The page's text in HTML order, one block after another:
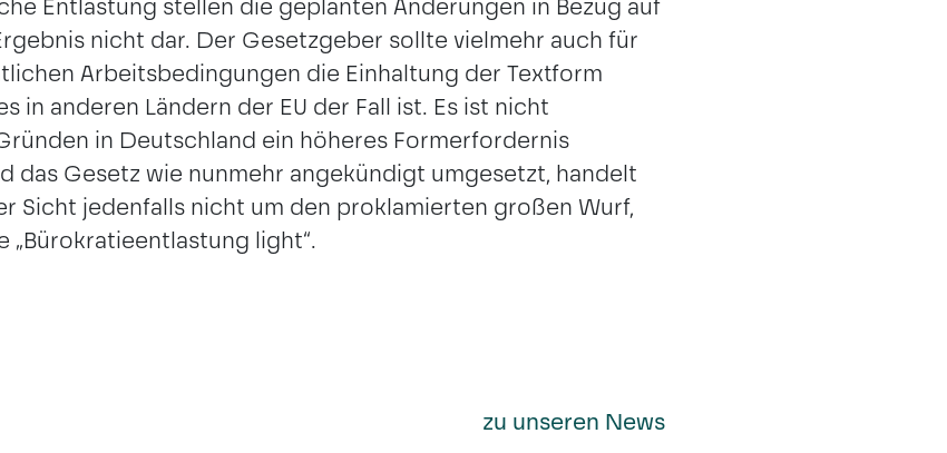
Entlastung stellen die geplanten Änderungen in Bezug auf
nicht dar. Der Gesetzgeber sollte vielmehr auch für
Arbeitsbedingungen die Einhaltung der Textform
in anderen Ländern der EU der Fall ist. Es ist nicht
in Deutschland ein höheres Formerfordernis
das Gesetz wie nunmehr angekündigt umgesetzt, handelt
Sicht jedenfalls nicht um den proklamierten großen Wurf,
„Bürokratieentlastung light“.
zu unseren News